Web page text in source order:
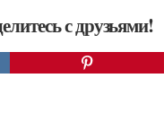
с друзьями!